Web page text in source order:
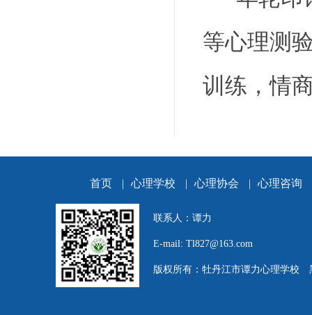
等心理测
训练，情
首页 | 心理学校 | 心理协会 | 心理咨询
联系人：谭力
E-mail: Tl827@163.com
版权所有：牡丹江市谭力心理学校